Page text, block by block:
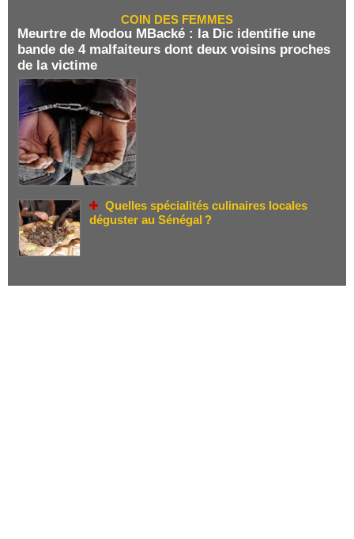
COIN DES FEMMES
Meurtre de Modou MBacké : la Dic identifie une
bande de 4 malfaiteurs dont deux voisins proches
de la victime
Quelles spécialités culinaires locales
déguster au Sénégal ?